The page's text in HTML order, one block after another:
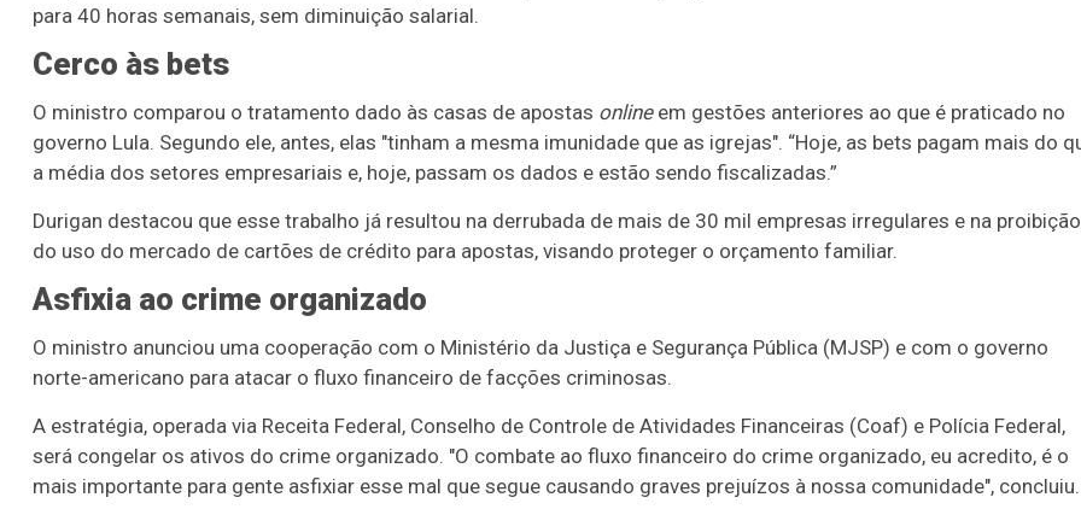
para 40 horas semanais, sem diminuição salarial.
Cerco às bets
O ministro comparou o tratamento dado às casas de apostas onlineem gestões anteriores ao que é praticado no
governo Lula. Segundo ele, antes, elas "tinham a mesma imunidade que as igrejas". “Hoje, as bets pagam mais do
a média dos setores empresariais e, hoje, passam os dados e estão sendo fiscalizadas.”
Durigan destacou que esse trabalho já resultou na derrubada de mais de 30 mil empresas irregulares e na proibição
do uso do mercado de cartões de crédito para apostas, visando proteger o orçamento familiar.
Asfixia ao crime organizado
O ministro anunciou uma cooperação com o Ministério da Justiça e Segurança Pública (MJSP) e com o governo
norte-americano para atacar o fluxo financeiro de facções criminosas.
A estratégia, operada via Receita Federal, Conselho de Controle de Atividades Financeiras (Coaf) e Polícia Federal,
será congelar os ativos do crime organizado. "O combate ao fluxo financeiro do crime organizado, eu acredito, é o
mais importante para gente asfixiar esse mal que segue causando graves prejuízos à nossa comunidade", concluiu.